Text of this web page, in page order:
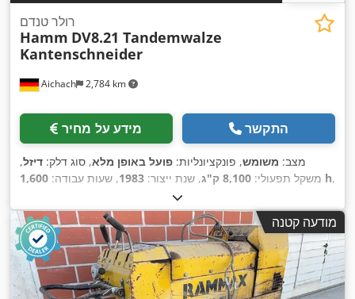
Aichach 2,784 km
רולר טנדם
Hamm DV8.21 Tandemwalze
Kantenschneider
מידע על מחיר התקשר
מצב: משומש, פונקציונליות: פועל באופן מלא, סוג דלק: דיזל,
משקל תפעולי: 8,100 ק"ג , שנת ייצור: 1983, שעות עבודה: 1,600 h,
מודעה קטנה